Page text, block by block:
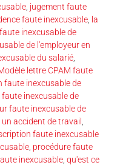
jugement faute
faute inexcusable la
inexcusable de
de l'employeur en
du salarié
lettre CPAM faute
inexcusable de
inexcusable de
faute inexcusable de
accident de travail
faute inexcusable
procédure faute
inexcusable qu'est ce